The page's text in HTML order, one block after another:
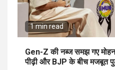
1 min read
Gen-Z की नब्ज समझ गए
पीढ़ी और BJP के बीच मजबूत